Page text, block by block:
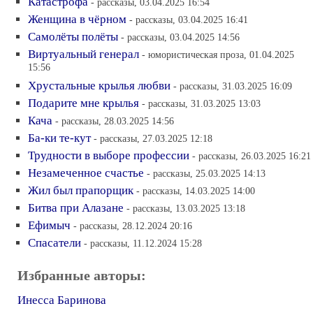
Женщина в чёрном - рассказы, 03.04.2025 16:41
Самолёты полёты - рассказы, 03.04.2025 14:56
Виртуальный генерал - юмористическая проза, 01.04.2025
15:56
Хрустальные крылья любви - рассказы, 31.03.2025 16:09
Подарите мне крылья - рассказы, 31.03.2025 13:03
Кача - рассказы, 28.03.2025 14:56
Ба-ки те-кут - рассказы, 27.03.2025 12:18
Трудности в выборе профессии - рассказы, 26.03.2025 16:21
Незамеченное счастье - рассказы, 25.03.2025 14:13
Жил был прапорщик - рассказы, 14.03.2025 14:00
Битва при Алазане - рассказы, 13.03.2025 13:18
Ефимыч - рассказы, 28.12.2024 20:16
Спасатели - рассказы, 11.12.2024 15:28
Избранные авторы:
Инесса Баринова